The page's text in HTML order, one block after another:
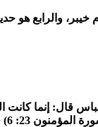
خيبر، والرابع
إنما كانت
سوى هذين فهو حرام